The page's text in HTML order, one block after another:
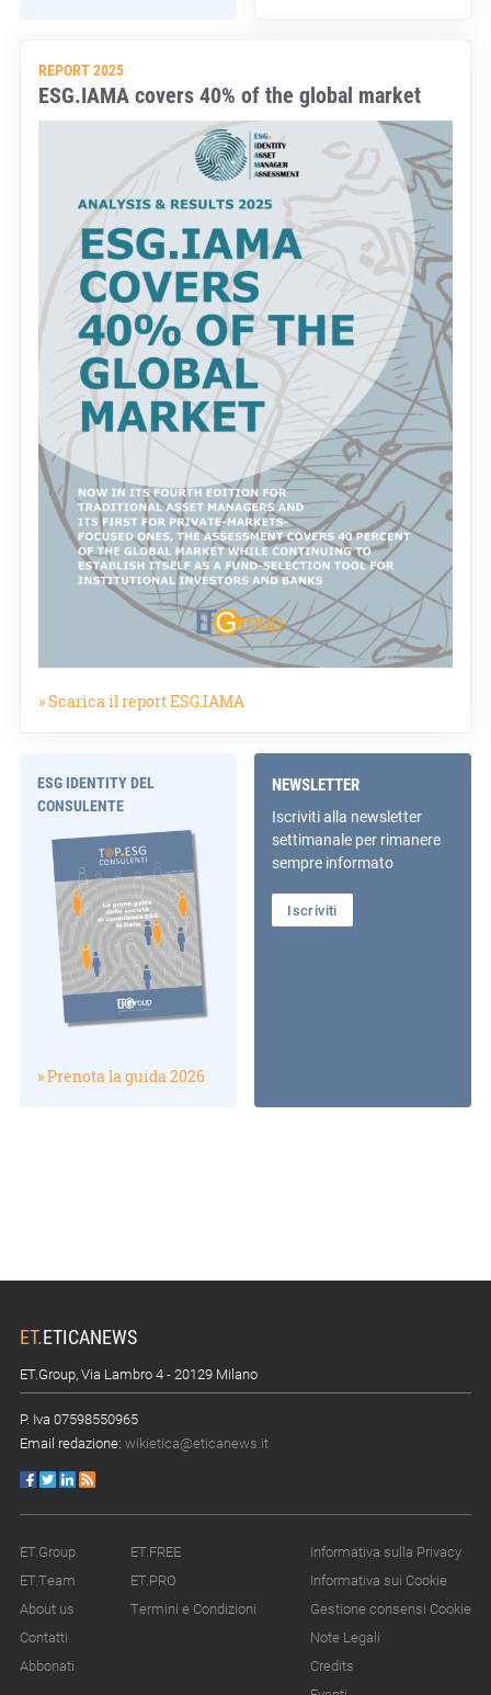
REPORT 2025
ESG.IAMA covers 40% of the global market
» Scarica il report ESG.IAMA
ESG IDENTITY DEL
CONSULENTE
» Prenota la guida 2026
NEWSLETTER
Iscriviti alla newsletter
settimanale per rimanere
sempre informato
Iscriviti
ET.ETICANEWS
ET.Group, Via Lambro 4 - 20129 Milano
P. Iva 07598550965
Email redazione: wikietica@eticanews.it
ET.Group
ET.Team
About us
Contatti
Abbonati
ET.FREE
ET.PRO
Termini e Condizioni
Informativa sulla Privacy
Informativa sui Cookie
Gestione consensi Cookie
Note Legali
Credits